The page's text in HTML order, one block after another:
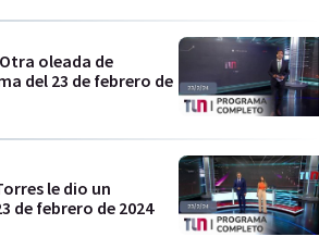
oleada de
del 23 de febrero de
le dio un
de febrero de 2024